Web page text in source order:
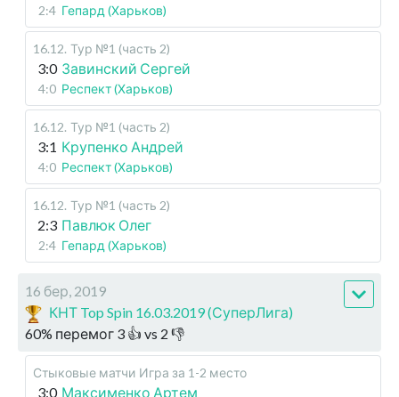
2:4 Гепард (Харьков)
16.12. Тур №1 (часть 2)
3:0 Завинский Сергей
4:0 Респект (Харьков)
16.12. Тур №1 (часть 2)
3:1 Крупенко Андрей
4:0 Респект (Харьков)
16.12. Тур №1 (часть 2)
2:3 Павлюк Олег
2:4 Гепард (Харьков)
16 бер, 2019
КНТ Top Spin 16.03.2019 (СуперЛига)
60% перемог 3 👍 vs 2 👎
Стыковые матчи Игра за 1-2 место
3:0 Максименко Артем